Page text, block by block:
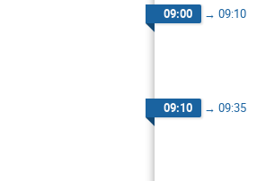
09:00 → 09:10
09:10 → 09:35